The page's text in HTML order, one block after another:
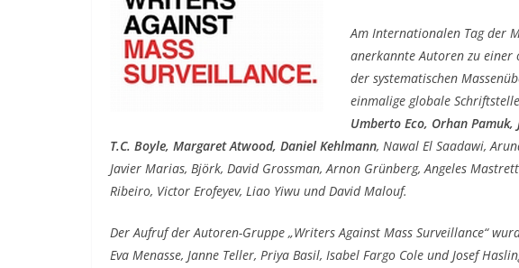
Am Internationalen Tag der
anerkannte Autoren zu einer
der systematischen
einmalige globale
Umberto Eco, Orhan Pamuk,
T.C. Boyle, Margaret Atwood, Daniel Kehlmann, Nawal El Saadawi,
Javier Marias, Björk, David Grossman, Arnon Grünberg, Angeles
Ribeiro, Victor Erofeyev, Liao Yiwu und David Malouf.
Der Aufruf der Autoren-Gruppe „Writers Against Mass Surveillance“
Eva Menasse, Janne Teller, Priya Basil, Isabel Fargo Cole und Josef